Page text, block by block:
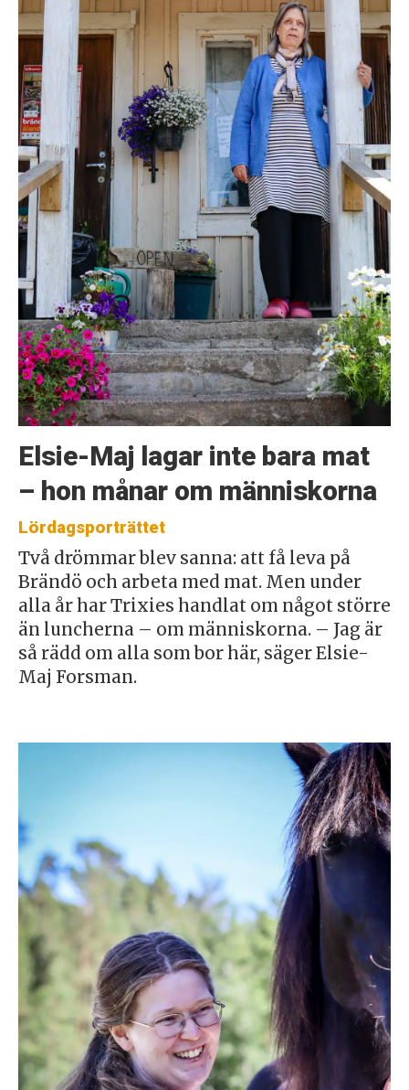
Elsie-Maj lagar inte bara mat
– hon månar om människorna
Lördagsporträttet
Två drömmar blev sanna: att få leva på
Brändö och arbeta med mat. Men under
alla år har Trixies handlat om något större
än luncherna – om människorna. – Jag är
så rädd om alla som bor här, säger Elsie-
Maj Forsman.